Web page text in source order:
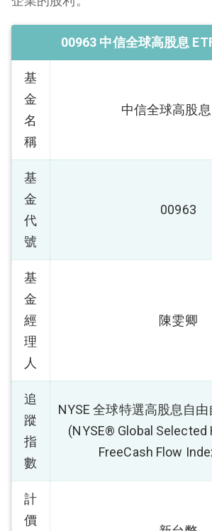
00963 中信全球高股息
基
金
名
稱
中信全球高股息
基
金
代
號
00963
基
金
經
理
人
陳雯卿
追
蹤
指
數
NYSE 全球特選高股息自
(NYSE® Global Selected
FreeCash Flow
計
價